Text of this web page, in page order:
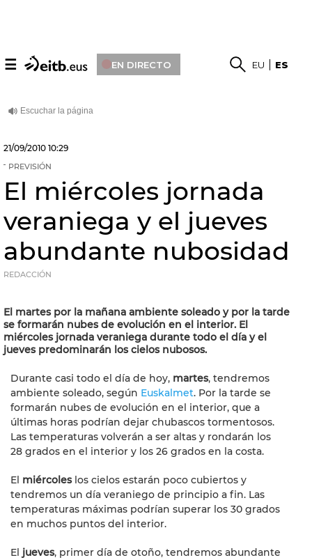
☰ EN DIRECTO EU ES
21/09/2010 10:29
PREVISIÓN
El miércoles jornada
veraniega y el jueves
abundante nubosidad
REDACCIÓN
El martes por la mañana ambiente soleado y por la tarde
se formarán nubes de evolución en el interior. El
miércoles jornada veraniega durante todo el día y el
jueves predominarán los cielos nubosos.
Durante casi todo el día de hoy, martes, tendremos
ambiente soleado, según Euskalmet. Por la tarde se
formarán nubes de evolución en el interior, que a
últimas horas podrían dejar chubascos tormentosos.
Las temperaturas volverán a ser altas y rondarán los
28 grados en el interior y los 26 grados en la costa.
El miércoleslos cielos estarán poco cubiertos y
tendremos un día veraniego de principio a fin. Las
temperaturas máximas podrían superar los 30 grados
en muchos puntos del interior.
El jueves, primer día de otoño, tendremos abundante